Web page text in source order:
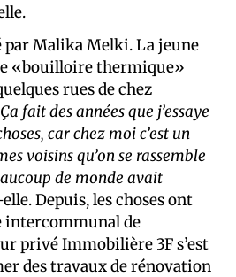
par Malika Melki. La jeune
«bouilloire thermique»
rues de chez
fait des années que j’essaye
car chez moi c’est un
voisins qu’on se rassemble
de monde avait
Depuis, les choses ont
intercommunal de
privé Immobilière 3F s’est
des travaux de rénovation